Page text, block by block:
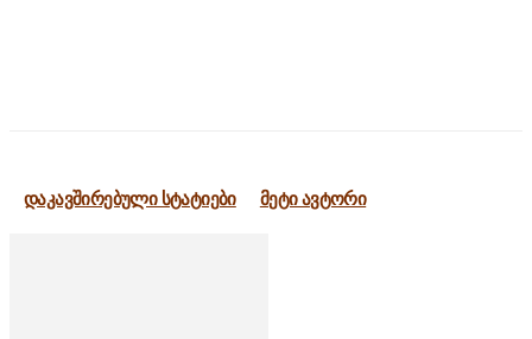
დაკავშირებული სტატიები მეტი ავტორი